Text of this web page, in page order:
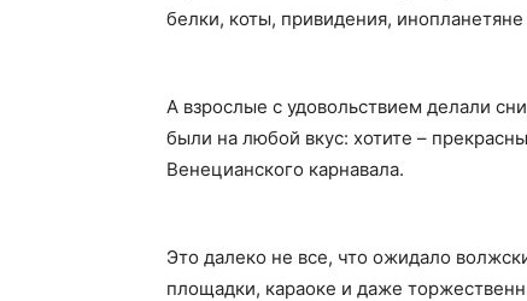
белки, коты, привидения,
А взрослые с удовольствием делали
были на любой вкус: хотите –
Венецианского карнавала.
Это далеко не все, что ожидало
площадки, караоке и даже